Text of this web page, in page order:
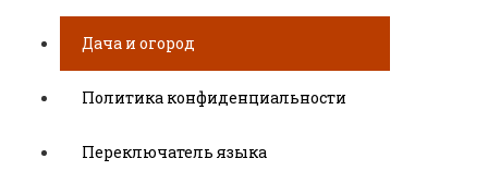
Дача и огород
Политика конфиденциальности
Переключатель языка